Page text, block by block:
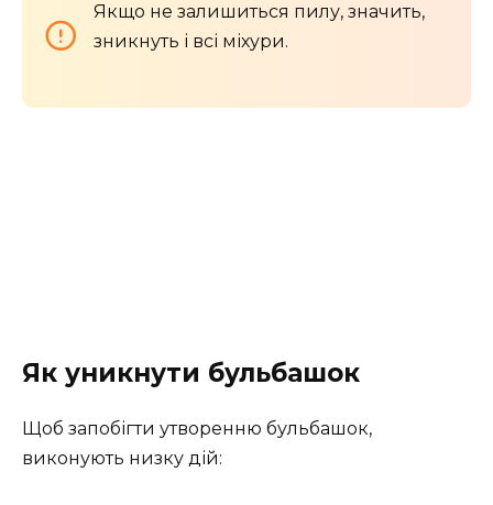
Якщо не залишиться пилу, значить,
зникнуть і всі міхури.
Як уникнути бульбашок
Щоб запобігти утворенню бульбашок,
виконують низку дій: